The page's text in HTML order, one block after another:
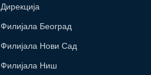
Дирекција
Филијала Београд
Филијала Нови Сад
Филијала Ниш